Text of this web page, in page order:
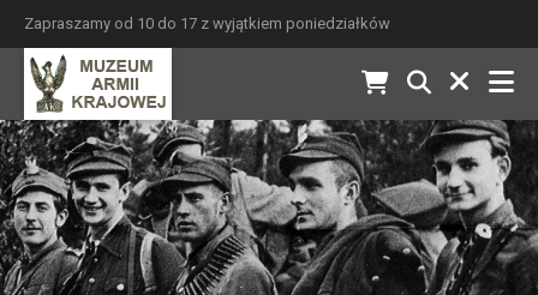
Zapraszamy od 10 do 17 z wyjątkiem poniedziałków